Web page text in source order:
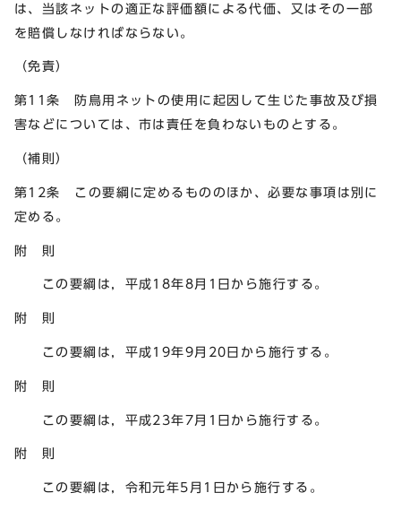
は、当該ネットの適正な評価額による代価、又はその一部
を賠償しなければならない。
（免責）
第11条 防鳥用ネットの使用に起因して生じた事故及び損
害などについては、市は責任を負わないものとする。
（補則）
第12条 この要綱に定めるもののほか、必要な事項は別に
定める。
附 則
この要綱は，平成18年8月1日から施行する。
附 則
この要綱は，平成19年9月20日から施行する。
附 則
この要綱は，平成23年7月1日から施行する。
附 則
この要綱は，令和元年5月1日から施行する。